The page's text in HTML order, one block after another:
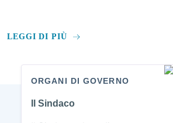
LEGGI DI PIÙ
Amministrazione
ORGANI DI GOVERNO
Il Sindaco